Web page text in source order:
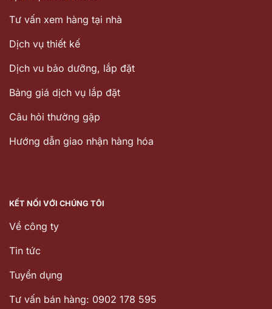
Tư vấn xem hàng tại nhà
Dịch vụ thiết kế
Dịch vu bảo dưỡng, lắp đặt
Bảng giá dịch vụ lắp đặt
Câu hỏi thường gặp
Hướng dẫn giao nhận hàng hóa
KẾT NỐI VỚI CHÚNG TÔI
Về công ty
Tin tức
Tuyển dụng
Tư vấn bán hàng: 0902 178 595